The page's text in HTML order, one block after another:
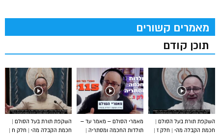
מאמרים קשורים
תוכן קודם
השקפת תורת בעל הסולם |
חכמת הקבלה מהי | חלק ח |
מאמרי הסולם – מאמר עד –
תולדות החכמה ומסתריה |
השקפת תורת בעל הסולם |
חכמת הקבלה מהי | חלק ז |